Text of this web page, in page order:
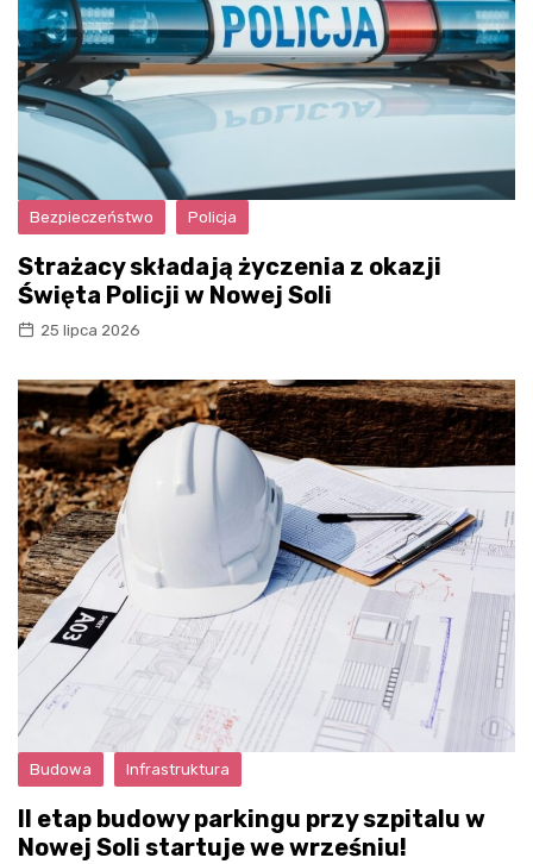
Bezpieczeństwo Policja
Strażacy składają życzenia z okazji
Święta Policji w Nowej Soli
25 lipca 2026
Budowa Infrastruktura
II etap budowy parkingu przy szpitalu w
Nowej Soli startuje we wrześniu!